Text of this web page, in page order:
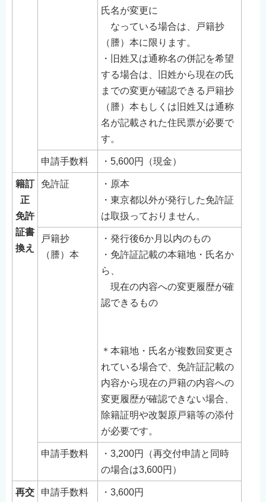
氏名が変更に
なっている場合は、戸籍抄
（謄）本に限ります。
・旧姓又は通称名の併記を希望
する場合は、旧姓から現在の氏
までの変更が確認できる戸籍抄
（謄）本もしくは旧姓又は通称
名が記載された住民票が必要で
す。
申請手数料 ・5,600円（現金）
籍訂
正
免許
証書
換え
免許証
・原本
・東京都以外が発行した免許証
は取扱っておりません。
戸籍抄
（謄）本
・発行後6か月以内のもの
・免許証記載の本籍地・氏名か
ら、
現在の内容への変更履歴が確
認できるもの
＊本籍地・氏名が複数回変更さ
れている場合で、免許証記載の
内容から現在の戸籍の内容への
変更履歴が確認できない場合、
除籍証明や改製原戸籍等の添付
が必要です。
申請手数料
・3,200円（再交付申請と同時
の場合は3,600円）
再交
申請手数料 ・3,600円